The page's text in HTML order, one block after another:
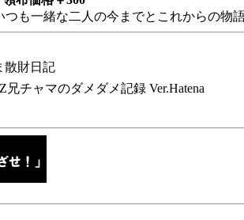
も一緒な二人の今までとこれからの物
散財日記
兄チャマのダメダメ記録 Ver.Hatena